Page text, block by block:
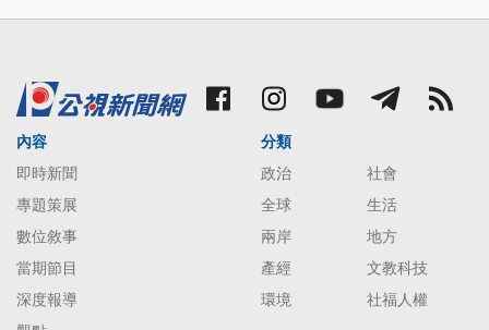
內容
即時新聞
專題策展
數位敘事
當期節目
深度報導
分類
政治
社會
全球
生活
兩岸
地方
產經
文教科技
環境
社福人權